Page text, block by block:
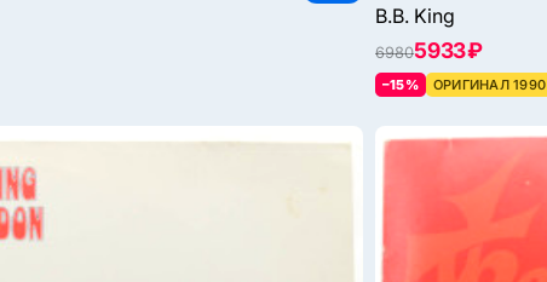
B.B. King
69805933 ₽
–15% ОРИГИНАЛ 1990